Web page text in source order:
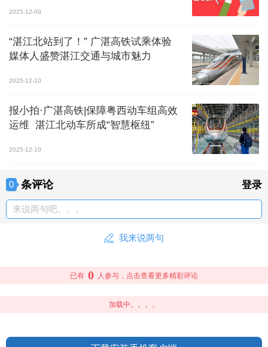
2025-12-09
“湛江北站到了！” 广湛高铁试乘体验
媒体人盛赞湛江交通与城市魅力
2025-12-10
报小拍·广湛高铁|保障粤西动车组高效
运维 湛江北动车所成“智慧枢纽”
2025-12-10
0 条评论 登录
来说两句吧。。。
我来说两句
已有 0 人参与，点击查看更多精彩评论
加载中。。。。